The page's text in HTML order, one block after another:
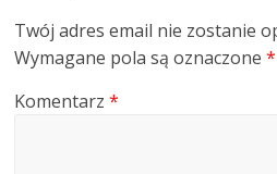
Twój adres email nie zostanie
Wymagane pola są oznaczone*
Komentarz*